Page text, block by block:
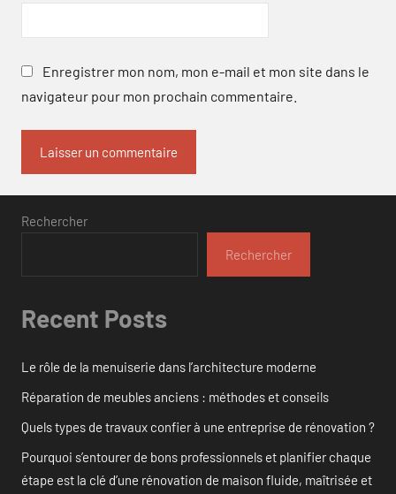
Enregistrer mon nom, mon e-mail et mon site dans le
navigateur pour mon prochain commentaire.
Rechercher
Rechercher
Recent Posts
Le rôle de la menuiserie dans l’architecture moderne
Réparation de meubles anciens : méthodes et conseils
Quels types de travaux confier à une entreprise de rénovation ?
Pourquoi s’entourer de bons professionnels et planifier chaque
étape est la clé d’une rénovation de maison fluide, maîtrisée et